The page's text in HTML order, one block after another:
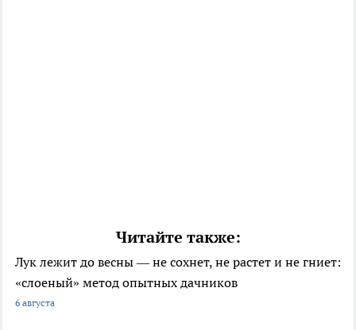
Читайте также:
Лук лежит до весны — не сохнет, не растет и не гниет:
«слоеный» метод опытных дачников
6 августа